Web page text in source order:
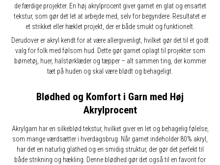
de færdige projekter. En høj akrylprocent giver garnet en glat og ensartet
tekstur, som gør det let at arbejde med, selv for begyndere. Resultatet er
et strikket eller hæklet projekt, der er både smukt og funktionelt.
Derudover er akryl kendt for at være allergivenligt, hvilket gør det til et godt
valg for folk med følsom hud. Dette gør garnet oplagt til projekter som
børnetøj, huer, halstørklæder og tæpper – alt sammen ting, der kommer
tæt på huden og skal være blødt og behageligt.
Blødhed og Komfort i Garn med Høj
Akrylprocent
Akrylgarn har en silkeblød tekstur, hvilket giver en let og behagelig følelse,
som mange værdsætter i hverdagsbrug. Når garnet indeholder 80% akryl,
har det en naturlig glathed og en smidig struktur, der gør det perfekt til
både strikning og hækling. Denne blødhed gør det også til en favorit for